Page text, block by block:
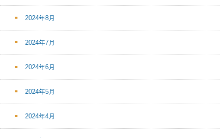
2024年8月
2024年7月
2024年6月
2024年5月
2024年4月